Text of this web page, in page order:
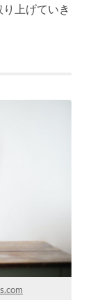
上げていき